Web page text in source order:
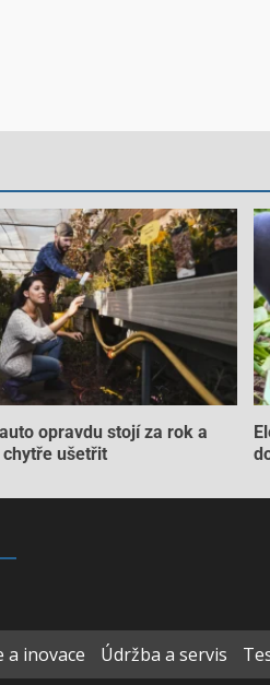
opravdu stojí za rok a
chytře ušetřit
a inovace Údržba a servis